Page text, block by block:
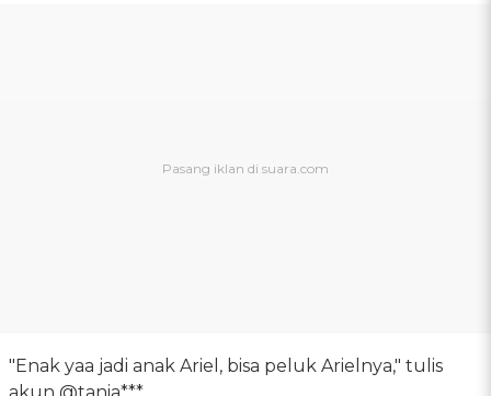
"Enak yaa jadi anak Ariel, bisa peluk Arielnya," tulis
akun @tania***.